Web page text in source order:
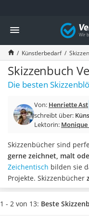
Die beliebtesten Vergleiche
Freizeit & Sport
Gartentrampolin
Trampolin
Metalldetektor
Eufab-Fahrradträger
Trampolin 366 cm
Aluminium-Koffer
Futterboot
E-Bike-Dreirad
Trekkingschuhe Herren
Reisetasche mit Rollen
Klimmzugstation
Koffer
Nachtsichtgerät
Vergleich
Künstlerbedarf
Skizzenbuch
Die besten
Von: Henriette Ast
schreibt über:
Lektorin: Monique
Skizzenbücher sind
gerne zeichnet, malt
Zeichentisch bilden sie
Projekte. Skizzenbücher
Blankoseiten aus, auf
kann. Diverse Tests
1 - 2 von 13: Beste